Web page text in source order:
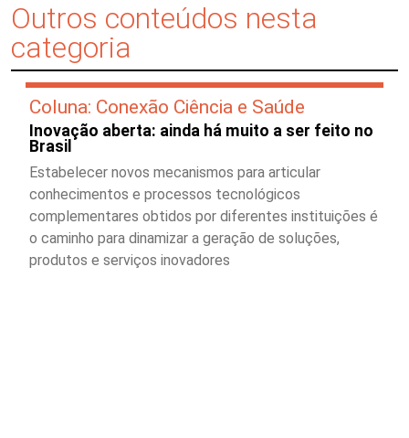
Outros conteúdos nesta
categoria
Coluna: Conexão Ciência e Saúde
Inovação aberta: ainda há muito a ser feito no
Brasil
Estabelecer novos mecanismos para articular
conhecimentos e processos tecnológicos
complementares obtidos por diferentes instituições é
o caminho para dinamizar a geração de soluções,
produtos e serviços inovadores